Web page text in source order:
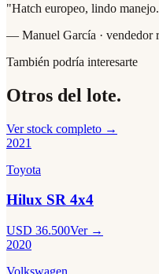
"Hatch europeo, lindo
— Manuel García · vendedor
También podría interesarte
Otros del lote.
Ver stock completo →
2021
Toyota
Hilux SR 4x4
USD 36.500Ver →
2020